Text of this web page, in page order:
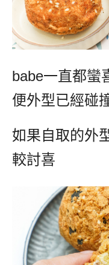
babe一直都蠻
便外型已經碰
如果自取的外
較討喜